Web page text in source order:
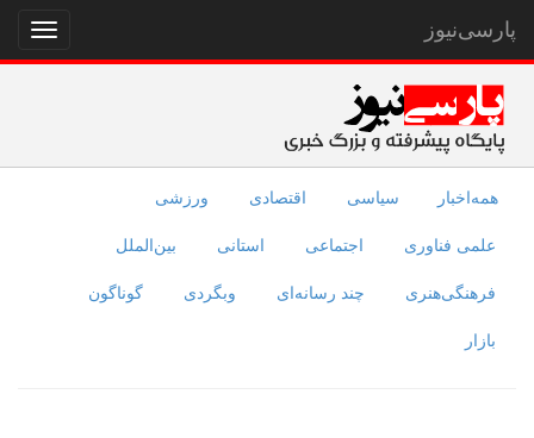
نمایش
منو
پارسی‌نیوز
همه‌اخبار سیاسی اقتصادی ورزشی
علمی فناوری اجتماعی استانی بین‌الملل
فرهنگی‌هنری چند رسانه‌ای وبگردی گوناگون
بازار